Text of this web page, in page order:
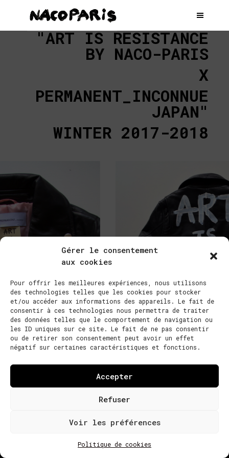
Gérer le consentement
aux cookies
Pour offrir les meilleures expériences, nous utilisons
des technologies telles que les cookies pour stocker
et/ou accéder aux informations des appareils. Le fait de
consentir à ces technologies nous permettra de traiter
des données telles que le comportement de navigation ou
les ID uniques sur ce site. Le fait de ne pas consentir
ou de retirer son consentement peut avoir un effet
négatif sur certaines caractéristiques et fonctions.
Accepter
Refuser
Voir les préférences
Politique de cookies
"ART IS RESISTANCE
BY NACO-PARIS
X
PERMANENT_INCONNUE
JAPAN"
WINTER 2017-2018
Photos : DR
COOKIES